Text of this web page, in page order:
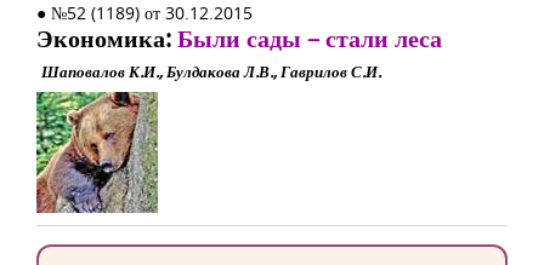
● №52 (1189) от 30.12.2015
Экономика:Были сады – стали леса
Шаповалов К.И., Булдакова Л.В., Гаврилов С.И.